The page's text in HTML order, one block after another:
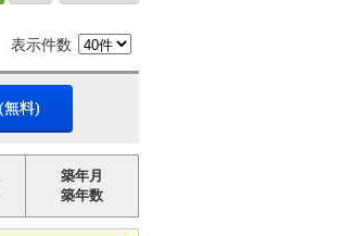
表示件数
無料)
築年月
築年数